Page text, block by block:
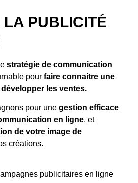
LA PUBLICITÉ
stratégie de communication
pour faire connaitre une
développer les ventes.
pour une gestion efficace
en ligne, et
de votre image de
créations.
publicitaires en ligne